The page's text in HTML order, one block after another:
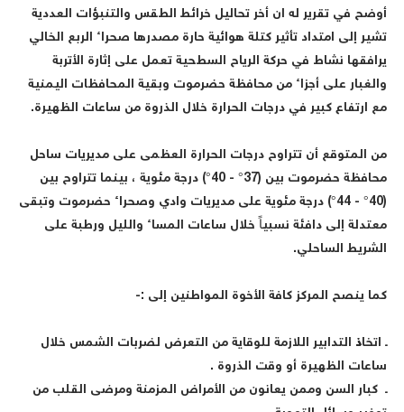
في تقرير له ان أخر تحاليل خرائط الطقس والتنبؤات العددية
إلى امتداد تأثير كتلة هوائية حارة مصدرها صحراء الربع الخالي
نشاط في حركة الرياح السطحية تعمل على إثارة الأتربة
على أجزاء من محافظة حضرموت وبقية المحافظات اليمنية
ارتفاع كبير في درجات الحرارة خلال الذروة من ساعات الظهيرة.
المتوقع أن تتراوح درجات الحرارة العظمى على مديريات ساحل
محافظة حضرموت بين (37° - 40°) درجة مئوية ، بينما تتراوح بين
(40° - 44°) درجة مئوية على مديريات وادي وصحراء حضرموت وتبقى
إلى دافئة نسبياً خلال ساعات المساء والليل ورطبة على
الساحلي.
ينصح المركز كافة الأخوة المواطنين إلى :-
اتخاذ التدابير اللازمة للوقاية من التعرض لضربات الشمس خلال
الظهيرة أو وقت الذروة .
كبار السن وممن يعانون من الأمراض المزمنة ومرضى القلب من